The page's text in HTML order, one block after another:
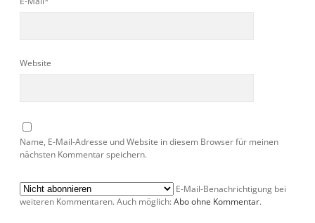
Website
Name, E-Mail-Adresse und Website in diesem Browser für meinen
nächsten Kommentar speichern.
E-Mail-Benachrichtigung bei
weiteren Kommentaren. Auch möglich: Abo ohne Kommentar.